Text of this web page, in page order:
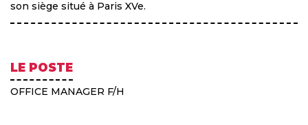
son siège situé à Paris XVe.
LE POSTE
OFFICE MANAGER F/H